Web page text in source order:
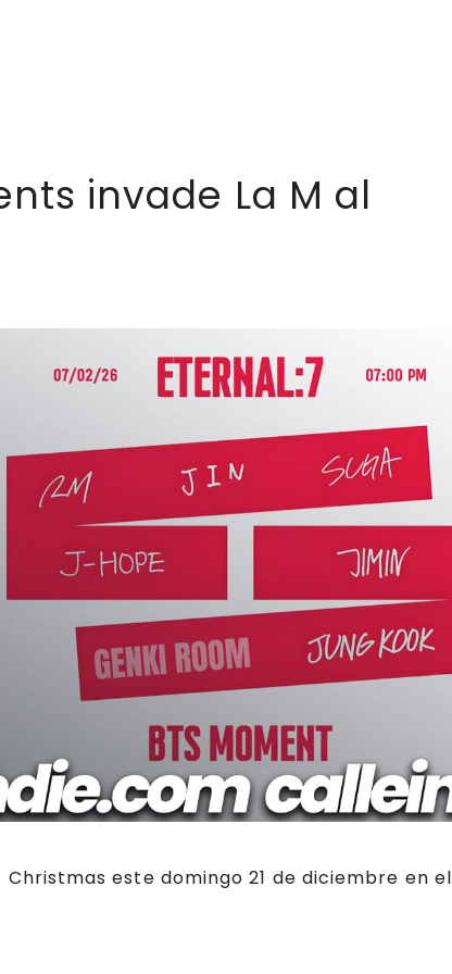
invade La M al
este domingo 21 de diciembre en el